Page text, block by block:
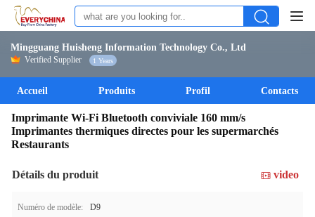
Mingguang Huisheng Information Technology Co., Ltd
Verified Supplier 1 Years
Accueil Produits Profil Contacts
Imprimante Wi-Fi Bluetooth conviviale 160 mm/s
Imprimantes thermiques directes pour les supermarchés
Restaurants
Détails du produit video
Numéro de modèle:
D9